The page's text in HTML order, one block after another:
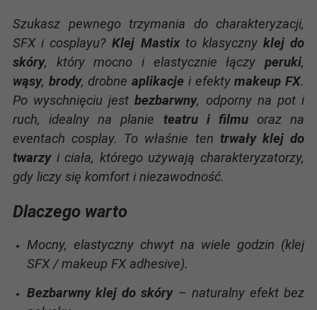
Szukasz pewnego trzymania do charakteryzacji,
SFX i cosplayu?Klej Mastixto klasyczny klej do
skóry, który mocno i elastycznie łączy peruki,
wąsy, brody, drobneaplikacje i efektymakeup FX.
Po wyschnięciu jestbezbarwny, odporny na pot i
ruch, idealny na planie teatru i filmuoraz na
eventach cosplay. To właśnie ten trwały klej do
twarzyi ciała, którego używają charakteryzatorzy,
gdy liczy się komfort i niezawodność.
Dlaczego warto
Mocny, elastyczny chwyt na wiele godzin (klej
SFX / makeup FX adhesive).
Bezbarwny klej do skóry– naturalny efekt bez